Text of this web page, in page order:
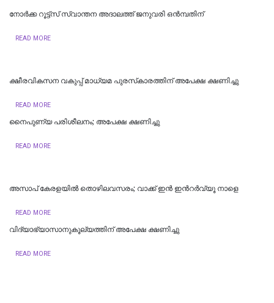
നോര്‍ക്ക റൂട്ട്സ് സ്വാന്തന അദാലത്ത് ജനുവരി ഒന്‍മ്പതിന്
READ MORE
ക്ഷീരവികസന വകുപ്പ് മാധ്യമ പുരസ്‌കാരത്തിന് അപേക്ഷ ക്ഷണിച്ചു
READ MORE
നൈപുണ്യ പരിശീലനം; അപേക്ഷ ക്ഷണിച്ചു
READ MORE
അസാപ് കേരളയിൽ തൊഴിലവസരം; വാക്ക് ഇൻ ഇന്‍റർവ്യൂ നാളെ
READ MORE
വിദ്യാഭ്യാസാനുകൂല്യത്തിന് അപേക്ഷ ക്ഷണിച്ചു
READ MORE